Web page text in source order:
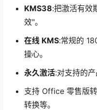
KMS38:把激活有效
效"。
在线 KMS:常规的
操心。
永久激活:对支持的产
支持 Office 零售版
转换等。